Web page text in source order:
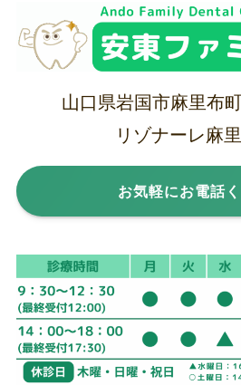
山口県岩国市麻里布
リゾナーレ麻
お気軽にお電話